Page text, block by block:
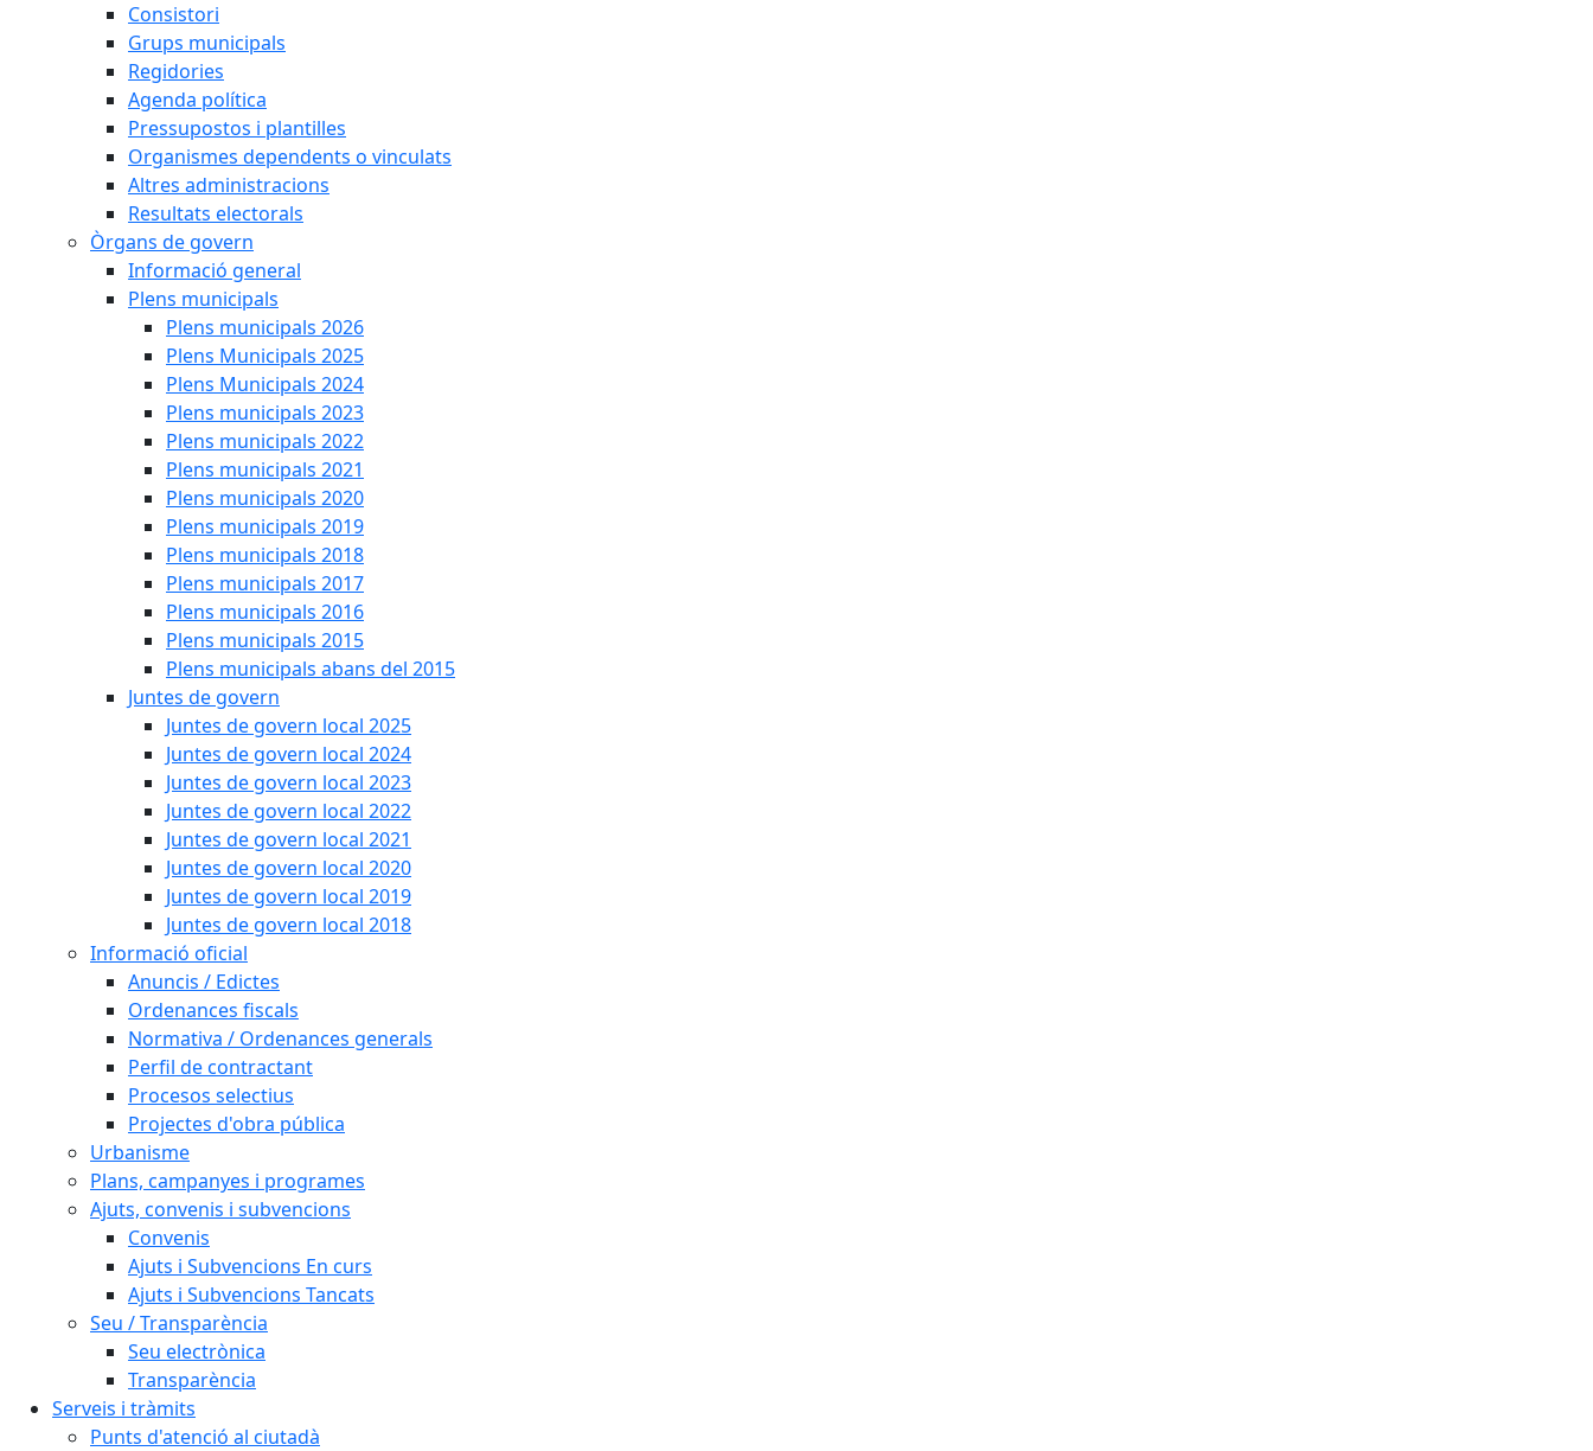
Consistori
Grups municipals
Regidories
Agenda política
Pressupostos i plantilles
Organismes dependents o vinculats
Altres administracions
Resultats electorals
Òrgans de govern
Informació general
Plens municipals
Plens municipals 2026
Plens Municipals 2025
Plens Municipals 2024
Plens municipals 2023
Plens municipals 2022
Plens municipals 2021
Plens municipals 2020
Plens municipals 2019
Plens municipals 2018
Plens municipals 2017
Plens municipals 2016
Plens municipals 2015
Plens municipals abans del 2015
Juntes de govern
Juntes de govern local 2025
Juntes de govern local 2024
Juntes de govern local 2023
Juntes de govern local 2022
Juntes de govern local 2021
Juntes de govern local 2020
Juntes de govern local 2019
Juntes de govern local 2018
Informació oficial
Anuncis / Edictes
Ordenances fiscals
Normativa / Ordenances generals
Perfil de contractant
Procesos selectius
Projectes d'obra pública
Urbanisme
Plans, campanyes i programes
Ajuts, convenis i subvencions
Convenis
Ajuts i Subvencions En curs
Ajuts i Subvencions Tancats
Seu / Transparència
Seu electrònica
Transparència
Serveis i tràmits
Punts d'atenció al ciutadà